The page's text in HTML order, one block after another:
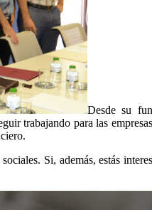
Desde su
trabajando para las
Si, además, estás